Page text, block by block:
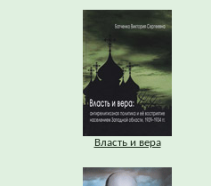
Власть и вера